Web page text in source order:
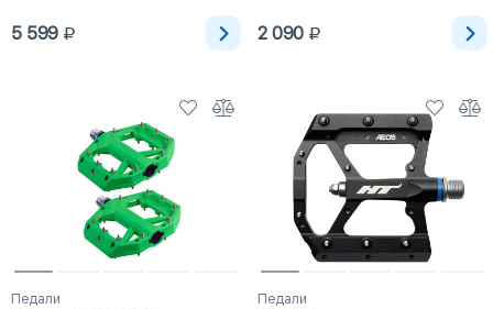
5 599 2 090
Педали Педали